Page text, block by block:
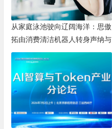
从家庭泳池驶向辽阔海洋：思傲
拓由消费清洁机器人转身声纳与
海洋机器人赛道